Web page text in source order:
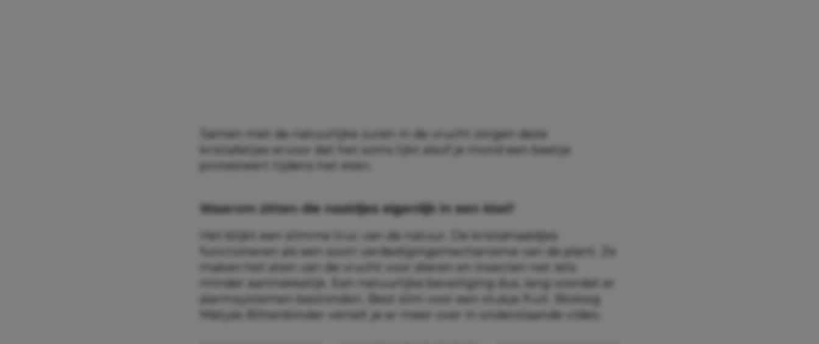
Samen met de natuurlijke zuren in de vrucht zorgen deze
kristalletjes ervoor dat het soms lijkt alsof je mond een beetje
protesteert tijdens het eten.
Waarom zitten die naaldjes eigenlijk in een kiwi?
Het blijkt een slimme truc van de natuur. De kristalnaaldjes
functioneren als een soort verdedigingsmechanisme van de plant. Ze
maken het eten van de vrucht voor dieren en insecten net iets
minder aantrekkelijk. Een natuurlijke beveiliging dus, lang voordat er
alarmsystemen bestonden. Best slim voor een stukje fruit. Bioloog
Mátyás Bittenbinder vertelt je er meer over in onderstaande video.